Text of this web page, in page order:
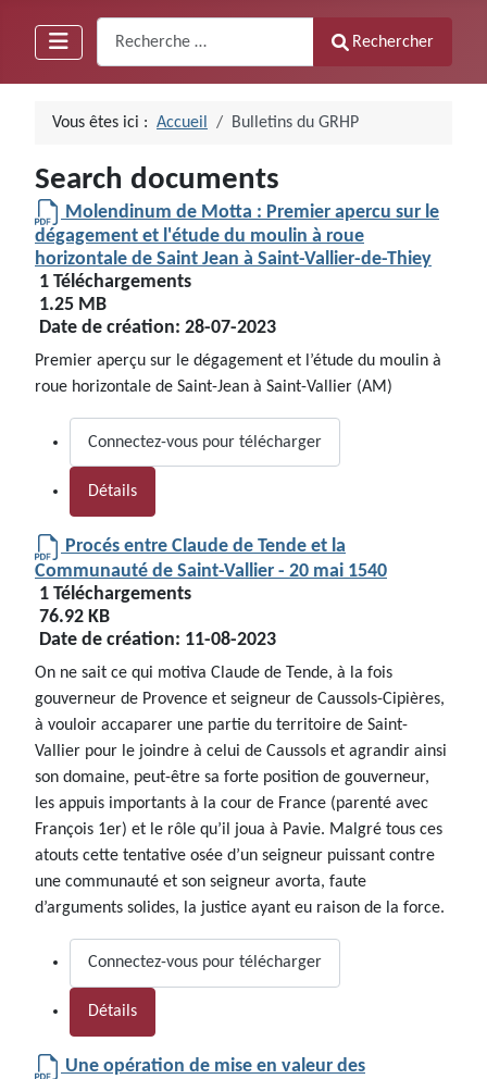
Rechercher
Vous êtes ici : Accueil Bulletins du GRHP
Search documents
Molendinum de Motta : Premier apercu sur le
dégagement et l'étude du moulin à roue
horizontale de Saint Jean à Saint-Vallier-de-Thiey
1 Téléchargements
1.25 MB
Date de création: 28-07-2023
Premier aperçu sur le dégagement et l’étude du moulin à
roue horizontale de Saint-Jean à Saint-Vallier (AM)
Connectez-vous pour télécharger
Détails
Procés entre Claude de Tende et la
Communauté de Saint-Vallier - 20 mai 1540
1 Téléchargements
76.92 KB
Date de création: 11-08-2023
On ne sait ce qui motiva Claude de Tende, à la fois
gouverneur de Provence et seigneur de Caussols-Cipières,
à vouloir accaparer une partie du territoire de Saint-
Vallier pour le joindre à celui de Caussols et agrandir ainsi
son domaine, peut-être sa forte position de gouverneur,
les appuis importants à la cour de France (parenté avec
François 1er) et le rôle qu’il joua à Pavie. Malgré tous ces
atouts cette tentative osée d’un seigneur puissant contre
une communauté et son seigneur avorta, faute
d’arguments solides, la justice ayant eu raison de la force.
Connectez-vous pour télécharger
Détails
Une opération de mise en valeur des